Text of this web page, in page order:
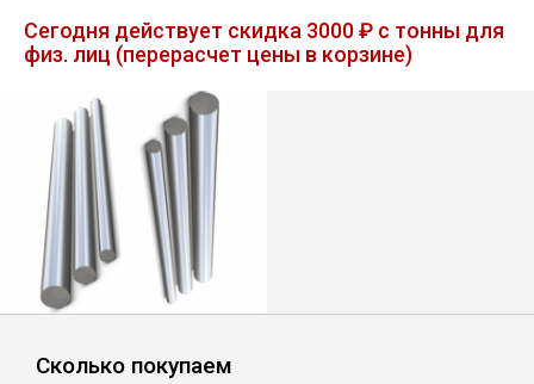
Лист
Уголок
Балка
Швеллер
Сегодня действует скидка 3000 ₽ с тонны для
физ. лиц (перерасчет цены в корзине)
Сколько покупаем